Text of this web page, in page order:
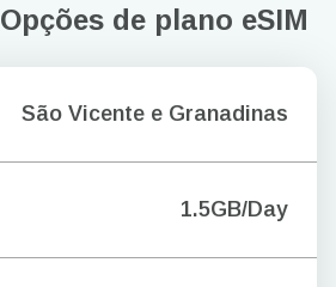
Opções de plano eSIM
São Vicente e Granadinas
1.5GB/Day